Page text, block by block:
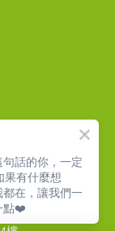
：常用於主打水
）：作為抗氧化營
常搭配於複合型
肽，作為產品配
要點要知道！隨著
越來越多，但不
能存在差異。選
據地比較產品：
品牌官網，是否
巢 DNA 萃取。若
直接比照注射療
利用？口服
常會經過消化分
，其中部分成分
就是人體與日常
材料之一，並參與
術研究曾探討膳
制的關聯。需要
研究，仍以原料研
認定「三胜肽一
肽種類之外，也
通過第三方安全
充膠原蛋白胜
於一般食品或營
與保養需求評估
前需要多加留意
日常美容保養
況也可能有所變
納入補充選項。
men. JAMA.
Circadian
Lancet. 2022.
light exposures
2017.6.
a
Role of sleep
outcomes.
V, et al. Stress &
是日常睡眠品質
屬於食品而非藥
不好，前面幾篇
顯改善；營養補
角色，而不是唯一
調整、仍希望多
懷孕、哺乳期婦
先諮詢醫師或藥
日常生活，或懷
評估，不建議只靠
噪音機、或單純
間通通風上述的
負相關；2023 年
下降得越明顯。
睡前開窗通風幾
被忽略、卻有實
如同前面談生理
素分泌。《Indoor
米波段、亮度超過
青少年與敏感族
話的你，一定
果有什麼想
在，讓我們一
點❤️